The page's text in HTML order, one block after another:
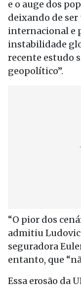
e o auge dos
deixando de
internacional e
instabilidade
recente estudo
geopolítico”.
“O pior dos
admitiu
seguradora
entanto, que
Essa erosão da